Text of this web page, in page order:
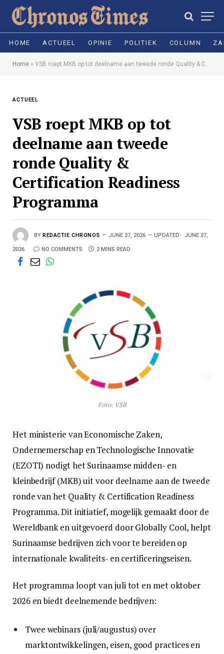
HOME ACTUEEL OPINIE POLITIEK COLUMN
Home » VSB roept MKB op tot deelname aan tweede ronde Quality & Certification Readiness Programma
ACTUEEL
VSB roept MKB op tot
deelname aan tweede
ronde Quality &
Certification Readiness
Programma
BY REDACTIE CHRONOS JUNE 27, 2026 UPDATED: JUNE 27,
2026 NO COMMENTS 2 MINS READ
Foto: VSB
Het ministerie van Economische Zaken,
Ondernemerschap en Technologische Innovatie
(EZOTI) nodigt het Surinaamse midden- en
kleinbedrijf (MKB) uit voor deelname aan de tweede
ronde van het Quality & Certification Readiness
Programma. Dit initiatief, mogelijk gemaakt door de
Wereldbank en uitgevoerd door Globally Cool, helpt
Surinaamse bedrijven zich voor te bereiden op
internationale kwaliteits- en certificeringseisen.
Het programma loopt van juli tot en met oktober
2026 en biedt deelnemende bedrijven:
Twee webinars (juli/augustus) over
marktontwikkelingen, eisen, good practices en